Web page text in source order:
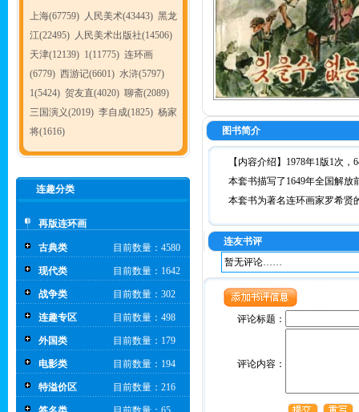
上海(67759) 人民美术(43443) 黑龙
江(22495) 人民美术出版社(14506)
天津(12139) 1(11775) 连环画
(6779) 西游记(6601) 水浒(5797)
1(5424) 贺友直(4020) 聊斋(2089)
三国演义(2019) 李自成(1825) 杨家
将(1616)
连趣分类
再版连环画
古典类 目前数量：4580
现代类 目前数量：1642
战争类 目前数量：302
连趣专区 目前数量：498
外国类 目前数量：179
电影类 目前数量：194
特溢价区 目前数量：216
图书简介
【内容介绍】1978年1版1次
本套书描写了1649年全国解放
本套书为著名连环画家罗希贤
连友书评
暂无评论……
评论标题：
评论内容：